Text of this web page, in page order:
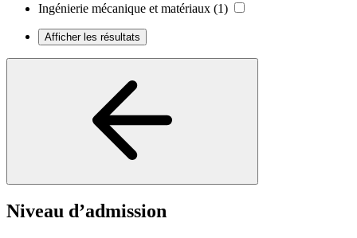
Ingénierie mécanique et matériaux (1)
Afficher les résultats
Niveau d’admission